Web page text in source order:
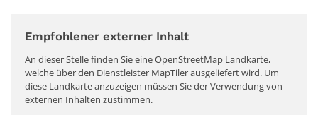
Empfohlener externer Inhalt
An dieser Stelle finden Sie eine OpenStreetMap Landkarte,
welche über den Dienstleister MapTiler ausgeliefert wird. Um
diese Landkarte anzuzeigen müssen Sie der Verwendung von
externen Inhalten zustimmen.